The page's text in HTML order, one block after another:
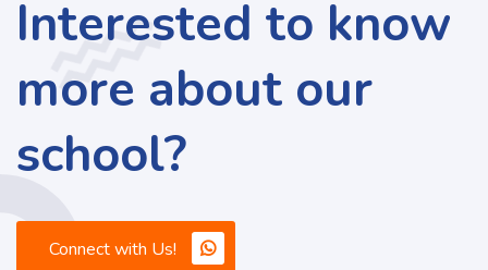
Interested to know
more about our
school?
Connect with Us!